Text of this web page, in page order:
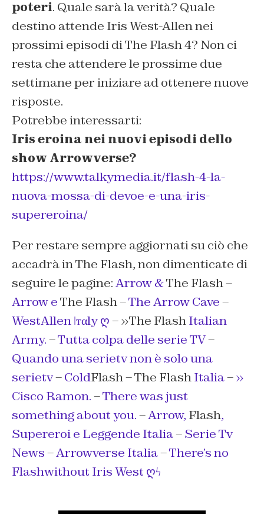
poteri. Quale sarà la verità? Quale
destino attende Iris West-Allen nei
prossimi episodi di The Flash 4? Non ci
resta che attendere le prossime due
settimane per iniziare ad ottenere nuove
risposte.
Potrebbe interessarti:
Iris eroina nei nuovi episodi dello
show Arrowverse?
https://www.talkymedia.it/flash-4-la-
nuova-mossa-di-devoe-e-una-iris-
supereroina/
Per restare sempre aggiornati su ciò che
accadrà in The Flash, non dimenticate di
seguire le pagine:Arrow &The Flash –
Arrow eThe Flash –The Arrow Cave–
WestAllen ǀтαly ღ– »The FlashItalian
Army.–Tutta colpa delle serie TV–
Quando una serietv non è solo una
serietv–ColdFlash – The FlashItalia–»
Cisco Ramon.–There was just
something about you.–Arrow, Flash,
Supereroi e Leggende Italia–Serie Tv
News–Arrowverse Italia–There’s no
Flashwithout Iris West ღϟ